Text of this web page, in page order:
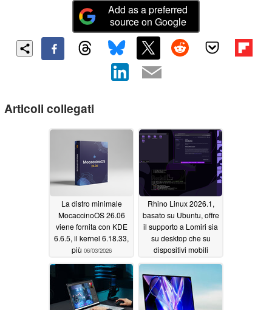
Add as a preferred
source on Google
Articoli collegati
La distro minimale
MocaccinoOS 26.06
viene fornita con KDE
6.6.5, il kernel 6.18.33,
più 06/03/2026
Rhino Linux 2026.1,
basato su Ubuntu, offre
il supporto a Lomiri sia
su desktop che su
dispositivi mobili
05/26/2026